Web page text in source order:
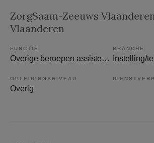
ZorgSaam-Zeeuws
Vlaanderen
FUNCTIE
Overige beroepen assistenten
BRANCHE
Instelling/
OPLEIDINGSNIVEAU
Overig